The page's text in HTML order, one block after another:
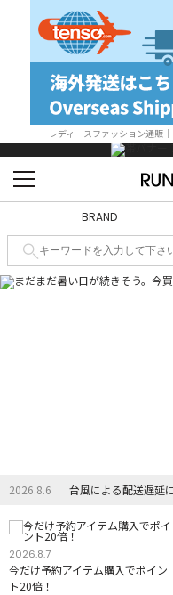
レディースファッション通販
BRAND
2026.8.6 台風による配送遅延
2026.8.7
今だけ予約アイテム購入でポイン
ト20倍！